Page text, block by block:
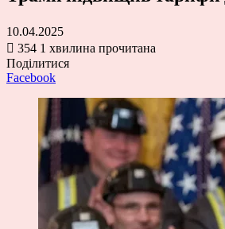
10.04.2025
354 1 хвилина прочитана
Поділитися
Facebook